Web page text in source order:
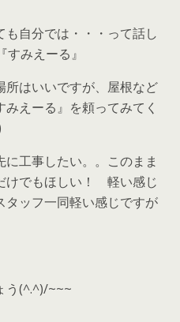
自分では・・・って話し
みえーる』
所はいいですが、屋根など
えーる』を頼ってみてく
工事したい。。このまま
でもほしい！ 軽い感じ
タッフ一同軽い感じですが
う(^.^)/~~~